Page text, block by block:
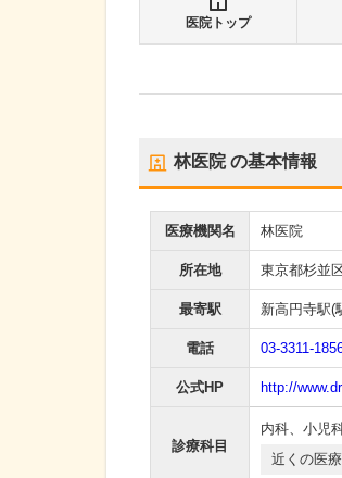
医院トップ
林医院の基本情報
医療機関名 林医院
所在地 東京都杉並
最寄駅 新高円寺駅(
電話 03-3311-
公式HP http://
診療科目
内科、 小児
近くの医